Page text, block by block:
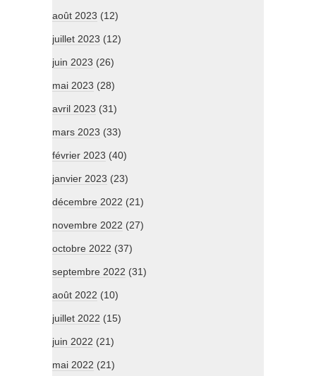
août 2023 (12)
juillet 2023 (12)
juin 2023 (26)
mai 2023 (28)
avril 2023 (31)
mars 2023 (33)
février 2023 (40)
janvier 2023 (23)
décembre 2022 (21)
novembre 2022 (27)
octobre 2022 (37)
septembre 2022 (31)
août 2022 (10)
juillet 2022 (15)
juin 2022 (21)
mai 2022 (21)